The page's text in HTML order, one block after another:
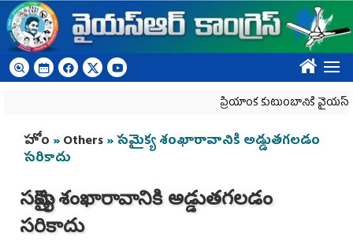
Skip to main content
????
ప్రియాంక కుటుంబానికి
You are here
హోం »Others» సమైక్య శంఖారావానికి అడ్డుతగలడం
సరికాదు
సమైక్య శంఖారావానికి అడ్డుతగలడం
సరికాదు